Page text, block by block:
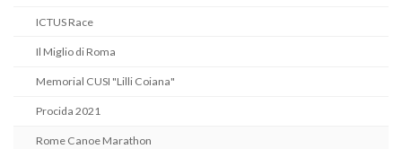
ICTUS Race
Il Miglio di Roma
Memorial CUSI "Lilli Coiana"
Procida 2021
Rome Canoe Marathon